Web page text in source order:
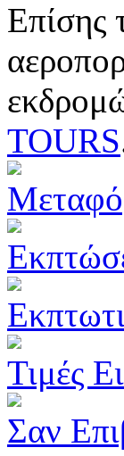
Επίσης
TOURS
Τιμές
Σαν